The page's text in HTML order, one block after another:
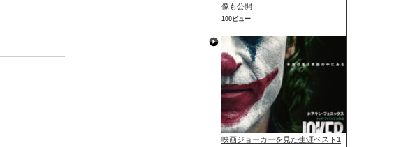
像も公開
100ビュー
映画ジョーカーを見た生涯ベスト1